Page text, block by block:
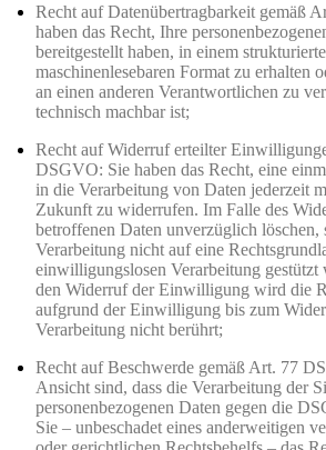
Recht auf Datenübertragbarkeit gemäß
haben das Recht, Ihre
bereitgestellt haben, in einem
maschinenlesebaren Format zu erhalten
an einen anderen Verantwortlichen zu
technisch machbar ist;
Recht auf Widerruf erteilter
DSGVO: Sie haben das Recht, eine
in die Verarbeitung von Daten jederzeit
Zukunft zu widerrufen. Im Falle des
betroffenen Daten unverzüglich löschen,
Verarbeitung nicht auf eine
einwilligungslosen Verarbeitung gestützt
den Widerruf der Einwilligung wird die
aufgrund der Einwilligung bis zum
Verarbeitung nicht berührt;
Recht auf Beschwerde gemäß Art. 77
Ansicht sind, dass die Verarbeitung der
personenbezogenen Daten gegen die
Sie – unbeschadet eines anderweitigen